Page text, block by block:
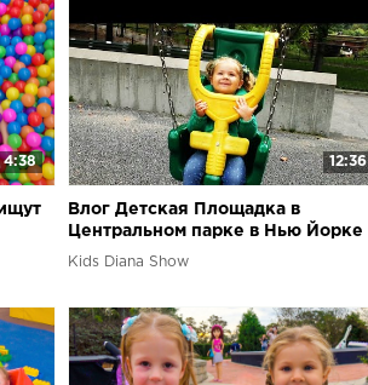
4:38 12:36
Влог Детская Площадка в
Центральном парке в Нью Йорке
Kids Diana Show